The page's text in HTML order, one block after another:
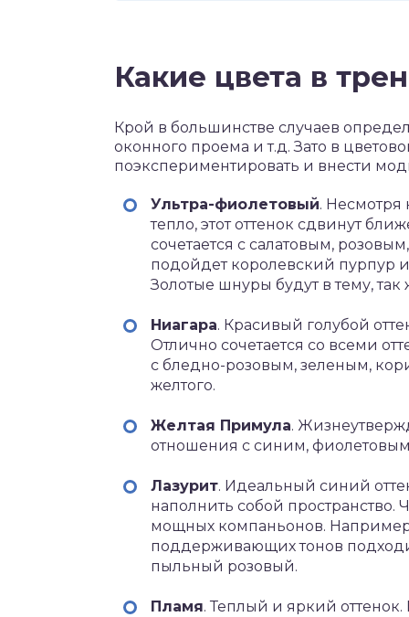
Какие цвета в
Крой в большинстве случаев
оконного проема и т.д. Зато в
поэкспериментировать и внести
Ультра-фиолетовый. Несмотря
тепло, этот оттенок сдвинут
сочетается с салатовым,
подойдет королевский пурпур
Золотые шнуры будут в тему,
Ниагара. Красивый голубой
Отлично сочетается со всеми
с бледно-розовым, зеленым,
желтого.
Желтая Примула.
отношения с синим,
Лазурит. Идеальный синий
наполнить собой
мощных компаньонов.
поддерживающих тонов
пыльный розовый.
Пламя. Теплый и яркий